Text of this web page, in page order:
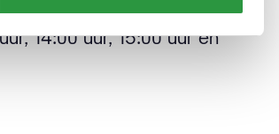
14:00 uur, 15:00 uur en